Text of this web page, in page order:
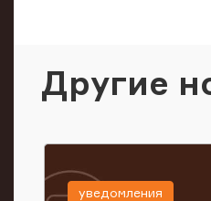
Другие
уведомления